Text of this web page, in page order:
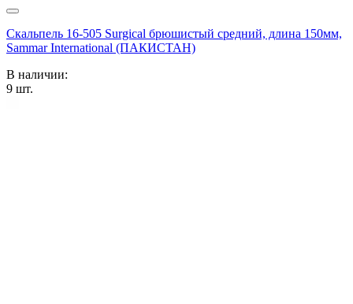
Скальпель 16-505 Surgical брюшистый средний, длина 150мм,
Sammar International (ПАКИСТАН)
В наличии:
9 шт.